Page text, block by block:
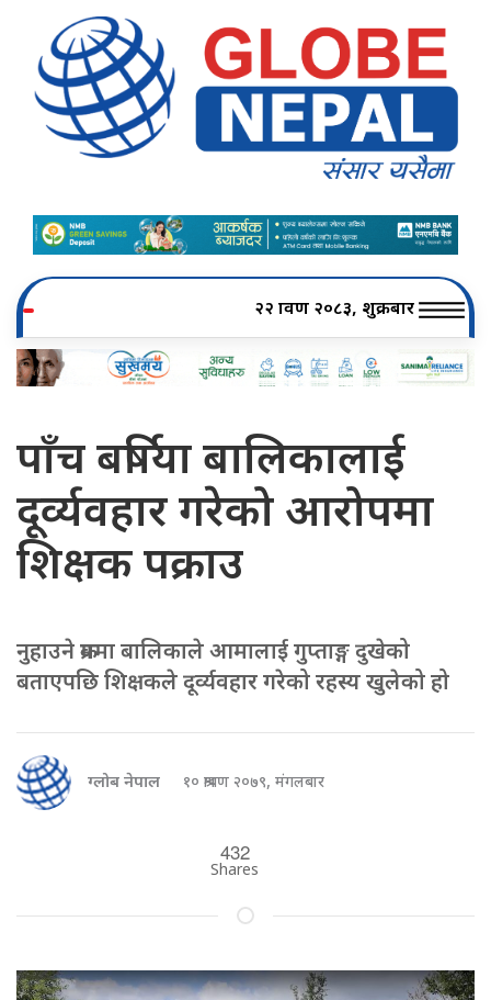
२२ श्रावण २०८३, शुक्रबार
पाँच बर्षिया बालिकालाई
दूर्व्यवहार गरेको आरोपमा
शिक्षक पक्राउ
नुहाउने क्रममा बालिकाले आमालाई गुप्ताङ्ग दुखेको
बताएपछि शिक्षकले दूर्व्यवहार गरेको रहस्य खुलेको हो
ग्लोब नेपाल १० श्रावण २०७९, मंगलबार
432
Shares